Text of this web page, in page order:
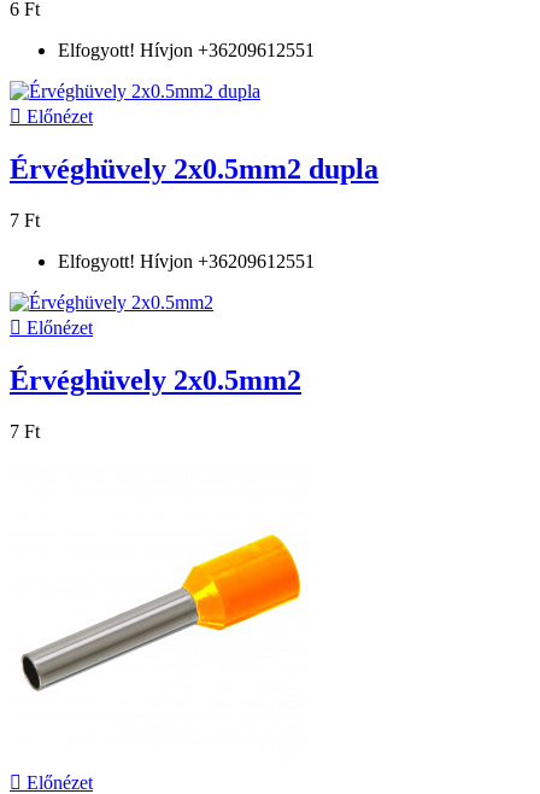
6 Ft
Elfogyott! Hívjon +36209612551
 Előnézet
Érvéghüvely 2x0.5mm2 dupla
7 Ft
Elfogyott! Hívjon +36209612551
 Előnézet
Érvéghüvely 2x0.5mm2
7 Ft
 Előnézet